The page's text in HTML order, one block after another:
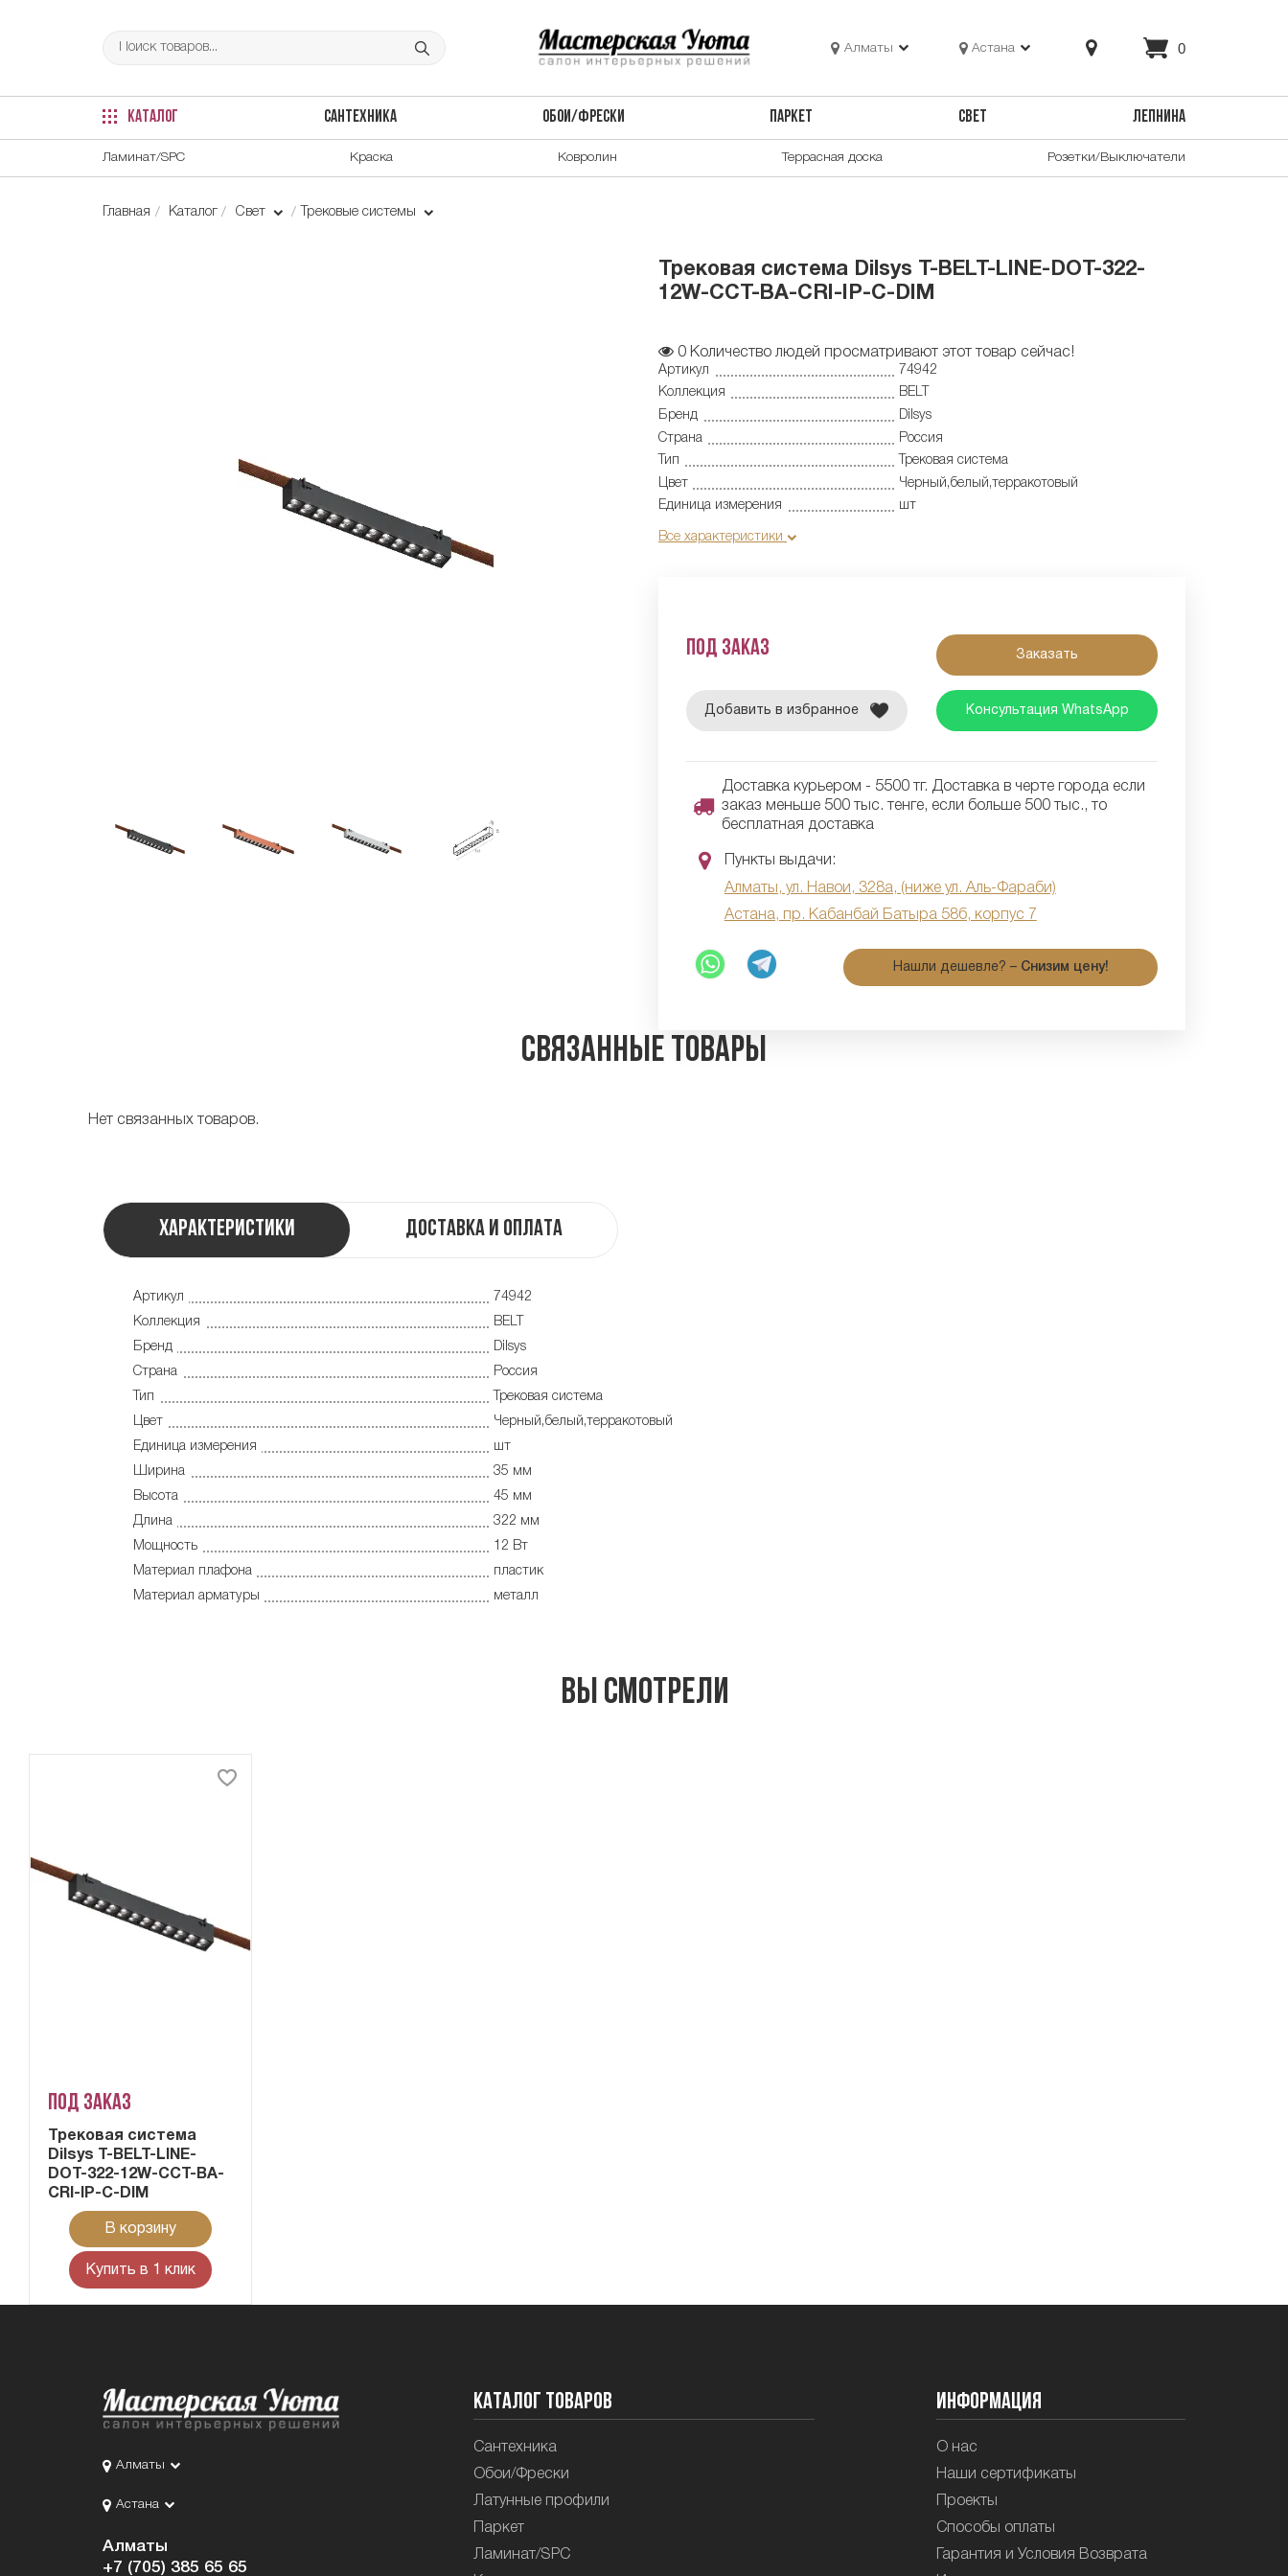
Алматы Астана 0
КАТАЛОГ САНТЕХНИКА ОБОИ/ФРЕСКИ ПАРКЕТ СВЕТ ЛЕПНИНА
Ламинат/SPC Краска Ковролин Террасная доска Розетки/Выключатели
Главная Каталог Свет Трековые системы
Трековая система Dilsys T-BELT-LINE-DOT-322-
12W-CCT-BA-CRI-IP-C-DIM
0 Количество людей просматривают этот товар сейчас!
Артикул
74942
Коллекция
BELT
Бренд
Dilsys
Страна
Россия
Тип
Трековая система
Цвет
Черный,белый,терракотовый
Единица измерения
шт
Все характеристики
Под заказ Заказать
Добавить в избранное Консультация WhatsApp
Доставка курьером - 5500 тг. Доставка в черте города если
заказ меньше 500 тыс. тенге, если больше 500 тыс., то
бесплатная доставка
Пункты выдачи:
Алматы, ул. Навои, 328а, (ниже ул. Аль-Фараби)
Астана, пр. Кабанбай Батыра 58б, корпус 7
Нашли дешевле? – Снизим цену!
Связанные товары
Нет связанных товаров.
Характеристики Доставка и оплата
Артикул
74942
Коллекция
BELT
Бренд
Dilsys
Страна
Россия
Тип
Трековая система
Цвет
Черный,белый,терракотовый
Единица измерения
шт
Ширина
35 мм
Высота
45 мм
Длина
322 мм
Мощность
12 Вт
Материал плафона
пластик
Материал арматуры
металл
Вы смотрели
Под заказ
Трековая система
Dilsys T-BELT-LINE-
DOT-322-12W-CCT-BA-
CRI-IP-C-DIM
В корзину
Купить в 1 клик
Алматы
Астана
Алматы
+7 (705) 385 65 65
Каталог товаров
Сантехника
Обои/Фрески
Латунные профили
Паркет
Ламинат/SPC
Информация
О нас
Наши сертификаты
Проекты
Способы оплаты
Гарантия и Условия Возврата